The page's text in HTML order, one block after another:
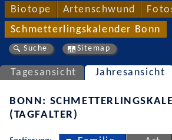
Biotope Artenschwund
Schmetterlingskalender Bonn
Suche Sitemap
Tagesansicht Jahresansicht
BONN:
(TAGFALTER)